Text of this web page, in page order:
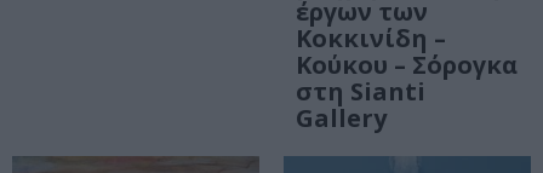
έργων των
Κοκκινίδη –
Κούκου – Σόρογκα
στη Sianti
Gallery